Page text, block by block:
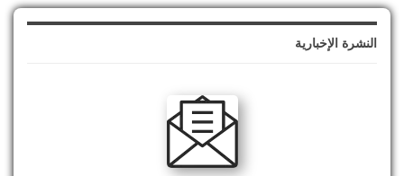
النشرة الإخبارية